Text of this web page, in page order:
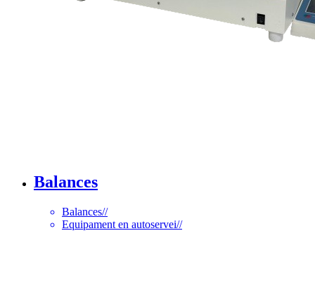
Balances
Balances//
Equipament en autoservei//